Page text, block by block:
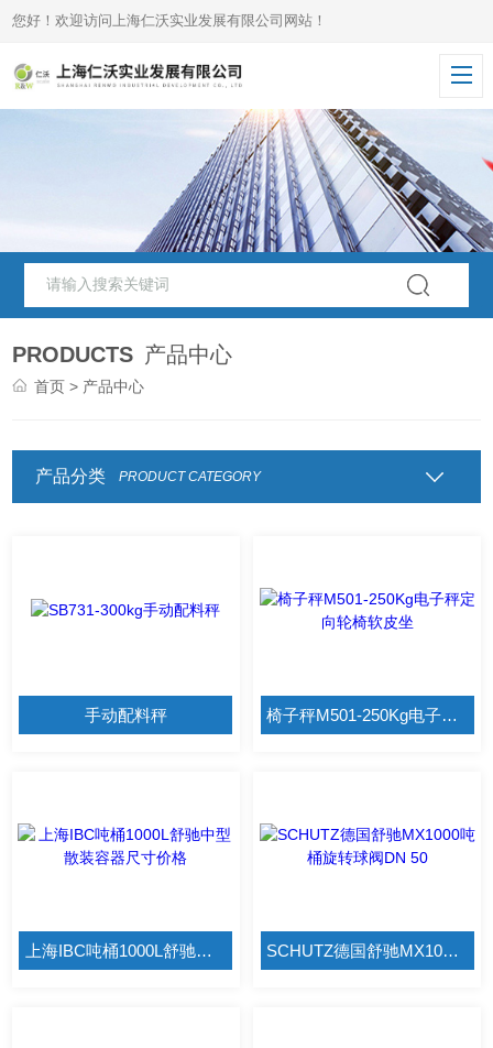
您好！欢迎访问上海仁沃实业发展有限公司网站！
PRODUCTS 产品中心
首页 > 产品中心
产品分类 PRODUCT CATEGORY
手动配料秤 椅子秤M501-250Kg电子秤定向轮椅软皮坐
上海IBC吨桶1000L舒驰中型散装容器尺寸价格 SCHUTZ德国舒驰MX1000吨桶旋转球阀DN 50